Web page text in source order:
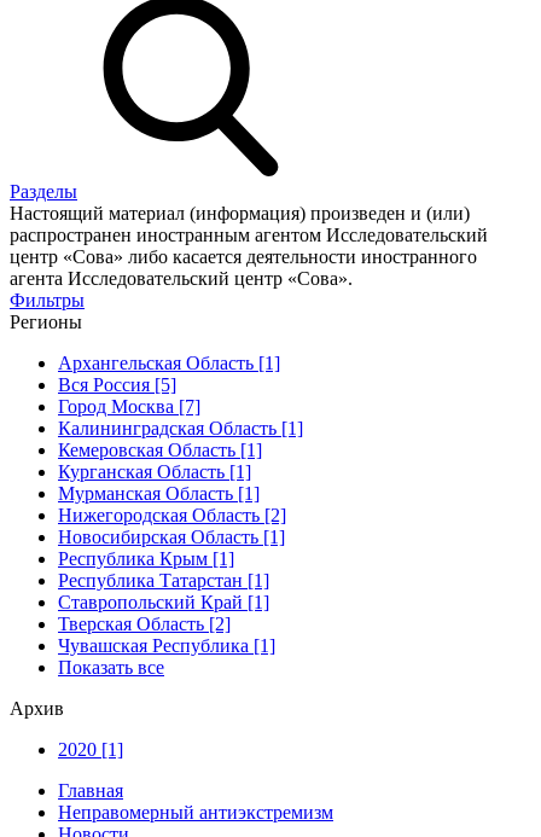
Разделы
Настоящий материал (информация) произведен и (или)
распространен иностранным агентом Исследовательский
центр «Сова» либо касается деятельности иностранного
агента Исследовательский центр «Сова».
Фильтры
Регионы
Архангельская Область [1]
Вся Россия [5]
Город Москва [7]
Калининградская Область [1]
Кемеровская Область [1]
Курганская Область [1]
Мурманская Область [1]
Нижегородская Область [2]
Новосибирская Область [1]
Республика Крым [1]
Республика Татарстан [1]
Ставропольский Край [1]
Тверская Область [2]
Чувашская Республика [1]
Показать все
Архив
2020 [1]
Главная
Неправомерный антиэкстремизм